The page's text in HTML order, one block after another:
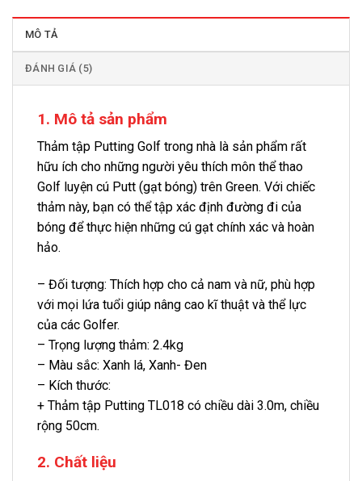
MÔ TẢ
ĐÁNH GIÁ (5)
1. Mô tả sản phẩm
Thảm tập Putting Golf trong nhà là sản phẩm rất
hữu ích cho những người yêu thích môn thể thao
Golf luyện cú Putt (gạt bóng) trên Green. Với chiếc
thảm này, bạn có thể tập xác định đường đi của
bóng để thực hiện những cú gạt chính xác và hoàn
hảo.
– Đối tượng: Thích hợp cho cả nam và nữ, phù hợp
với mọi lứa tuổi giúp nâng cao kĩ thuật và thể lực
của các Golfer.
– Trọng lượng thảm: 2.4kg
– Màu sắc: Xanh lá, Xanh- Đen
– Kích thước:
+ Thảm tập Putting TL018 có chiều dài 3.0m, chiều
rộng 50cm.
2. Chất liệu